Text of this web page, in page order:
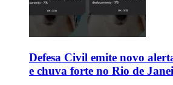
Defesa Civil emite novo
e chuva forte no Rio de